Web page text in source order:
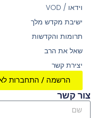
וידאו / VOD
ישיבת מקדש מלך
תרומות והקדשות
שאל את הרב
יצירת קשר
הרשמה / התחברות לאתר
צור קשר